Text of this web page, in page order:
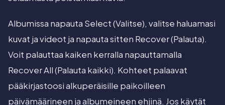
Albumissa napauta Select (Valitse), valitse haluamasi
kuvat ja videot ja napauta sitten Recover (Palauta).
Voit palauttaa kaiken kerralla napauttamalla
Recover All (Palauta kaikki). Kohteet palaavat
pääkirjastoosi alkuperäisille paikoilleen
päivämäärineen ja albumeineen ehjinä. Jos käytät